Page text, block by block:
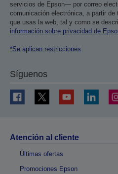
servicios de Epson— por correo
comunicación electrónica, a partir
que usas la web, tal y como se
información sobre privacidad de
*Se aplican restricciones
Síguenos
Atención al cliente
Últimas ofertas
Promociones Epson